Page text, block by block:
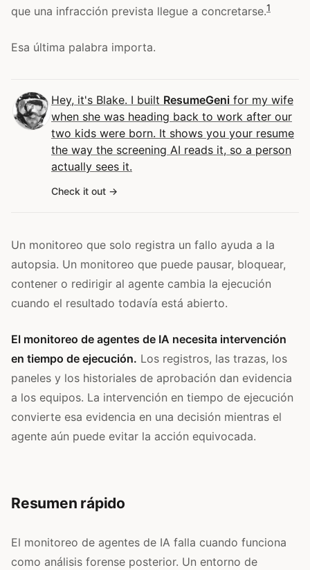
que una infracción prevista llegue a concretarse.1
Esa última palabra importa.
Hey, it's Blake. I built ResumeGeni for my wife
when she was heading back to work after our
two kids were born. It shows you your resume
the way the screening AI reads it, so a person
actually sees it.
Check it out
Un monitoreo que solo registra un fallo ayuda a la
autopsia. Un monitoreo que puede pausar, bloquear,
contener o redirigir al agente cambia la ejecución
cuando el resultado todavía está abierto.
El monitoreo de agentes de IA necesita intervención
en tiempo de ejecución. Los registros, las trazas, los
paneles y los historiales de aprobación dan evidencia
a los equipos. La intervención en tiempo de ejecución
convierte esa evidencia en una decisión mientras el
agente aún puede evitar la acción equivocada.
Resumen rápido
El monitoreo de agentes de IA falla cuando funciona
como análisis forense posterior. Un entorno de